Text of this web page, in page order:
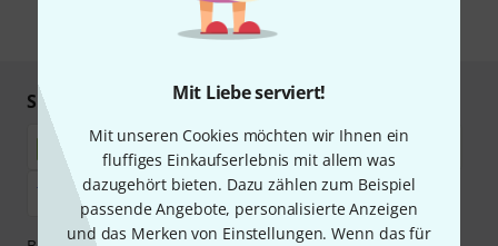
Mit Liebe serviert!
Mit unseren Cookies möchten wir Ihnen ein
fluffiges Einkaufserlebnis mit allem was
dazugehört bieten. Dazu zählen zum Beispiel
passende Angebote, personalisierte Anzeigen
und das Merken von Einstellungen. Wenn das für
* Pflichtfeld
Sicher einkaufen & bezahlen